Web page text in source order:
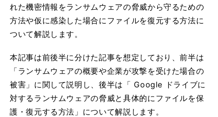
れた機密情報をランサムウェアの脅威から守るための
方法や仮に感染した場合にファイルを復元する方法に
ついて解説します。
本記事は前後半に分けた記事を想定しており、前半は
「ランサムウェアの概要や企業が攻撃を受けた場合の
被害」に関して説明し、後半は「 Google ドライブに
対するランサムウェアの脅威と具体的にファイルを保
護・復元する方法」について解説します。